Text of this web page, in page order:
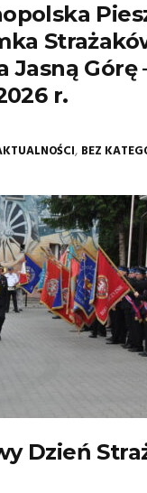
Jasną Górę
r.
, BEZ
Dzień